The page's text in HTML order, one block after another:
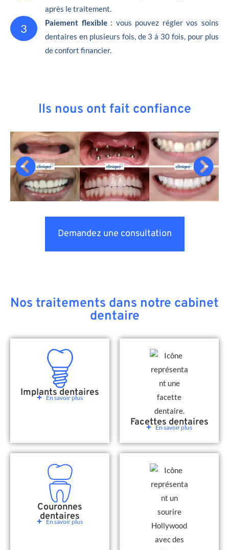
après le traitement.
3 Paiement flexible: vous pouvez régler vos soins
dentaires en plusieurs fois, de 3 à 30 fois, pour plus
de confort financier.
Ils nous ont fait confiance
Demandez une consultation
Nos traitements dans notre cabinet
dentaire
Implants dentaires
En savoir plus
Facettes dentaires
En savoir plus
Couronnes
dentaires
En savoir plus